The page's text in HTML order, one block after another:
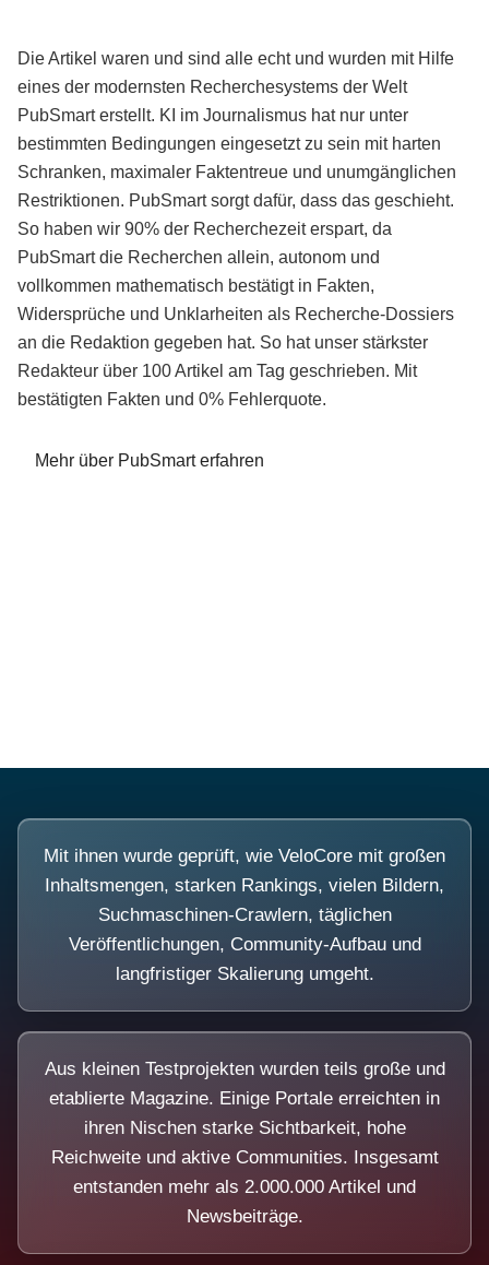
Die Artikel waren und sind alle echt und wurden mit Hilfe
eines der modernsten Recherchesystems der Welt
PubSmart erstellt. KI im Journalismus hat nur unter
bestimmten Bedingungen eingesetzt zu sein mit harten
Schranken, maximaler Faktentreue und unumgänglichen
Restriktionen. PubSmart sorgt dafür, dass das geschieht.
So haben wir 90% der Recherchezeit erspart, da
PubSmart die Recherchen allein, autonom und
vollkommen mathematisch bestätigt in Fakten,
Widersprüche und Unklarheiten als Recherche-Dossiers
an die Redaktion gegeben hat. So hat unser stärkster
Redakteur über 100 Artikel am Tag geschrieben. Mit
bestätigten Fakten und 0% Fehlerquote.
Mehr über PubSmart erfahren
Mit ihnen wurde geprüft, wie VeloCore mit großen
Inhaltsmengen, starken Rankings, vielen Bildern,
Suchmaschinen-Crawlern, täglichen
Veröffentlichungen, Community-Aufbau und
langfristiger Skalierung umgeht.
Aus kleinen Testprojekten wurden teils große und
etablierte Magazine. Einige Portale erreichten in
ihren Nischen starke Sichtbarkeit, hohe
Reichweite und aktive Communities. Insgesamt
entstanden mehr als 2.000.000 Artikel und
Newsbeiträge.